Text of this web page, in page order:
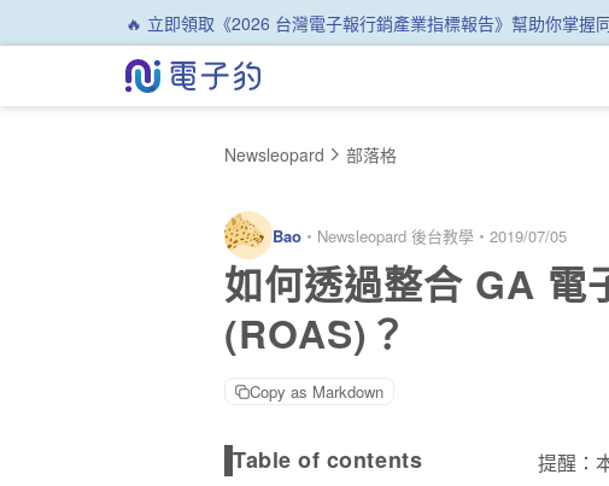
🔥 立即領取《2026 台灣電子報行銷產業指標報告》幫助你掌握
Newsleopard 部落格
Bao ・ Newsleopard 後台教學 ・ 2019/07/05
如何透過整合 GA 電
(ROAS)？
Copy as Markdown
Table of contents 提醒：